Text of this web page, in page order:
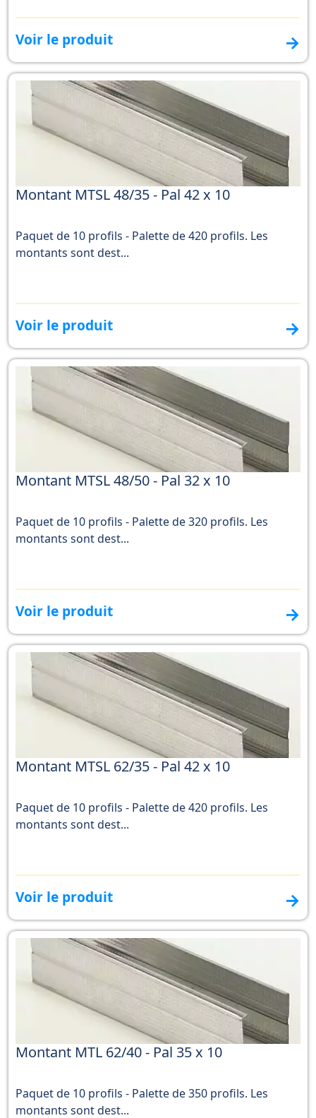
Voir le produit →
Montant MTSL 48/35 - Pal 42 x 10
Paquet de 10 profils - Palette de 420 profils. Les
montants sont dest...
Voir le produit →
Montant MTSL 48/50 - Pal 32 x 10
Paquet de 10 profils - Palette de 320 profils. Les
montants sont dest...
Voir le produit →
Montant MTSL 62/35 - Pal 42 x 10
Paquet de 10 profils - Palette de 420 profils. Les
montants sont dest...
Voir le produit →
Montant MTL 62/40 - Pal 35 x 10
Paquet de 10 profils - Palette de 350 profils. Les
montants sont dest...